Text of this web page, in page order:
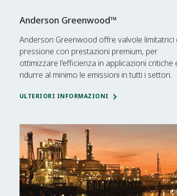
Anderson Greenwood™
Anderson Greenwood offre valvole limitatrici
pressione con prestazioni premium, per
ottimizzare l'efficienza in applicazioni critiche
ridurre al minimo le emissioni in tutti i settori.
ULTERIORI INFORMAZIONI